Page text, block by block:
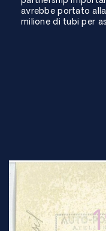
avrebbe portato
milione di tubi per